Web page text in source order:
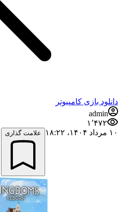
دانلود بازی کامپیوتر
admin
۱٬۴۷۲
۱۰ مرداد ۱۴۰۴،‏ ۱۸:۲۲
علامت گذاری